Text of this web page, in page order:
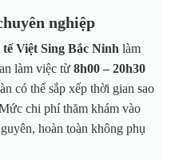
nghiệp
Việt Sing Bắc Ninh làm
làm việc từ 8h00 – 20h30
có thể sắp xếp thời gian sao
chi phí thăm khám vào
hoàn toàn không phụ